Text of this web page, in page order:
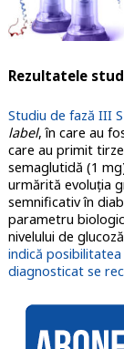
Rezultatele
Studiu de fază III
label, în care au
care au primit
semaglutidă (1
urmărită evoluția
semnificativ în
parametru
nivelului de
indică
diagnosticat se